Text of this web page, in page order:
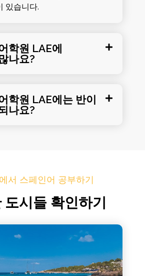
있습니다.
학원 LAE에
나요?
학원 LAE에는 반이
나요?
서 스페인어 공부하기
도시들 확인하기